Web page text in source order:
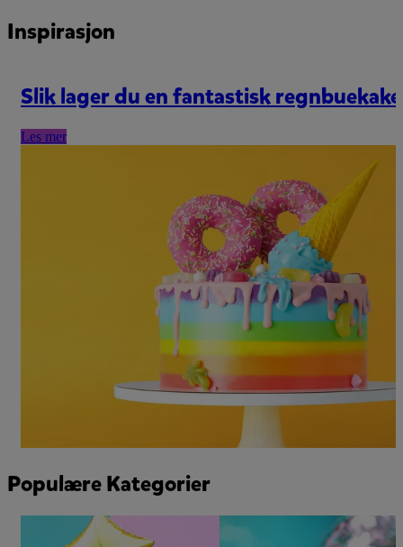
Inspirasjon
Slik lager du en fantastisk regnbuekake
Les mer
Populære Kategorier